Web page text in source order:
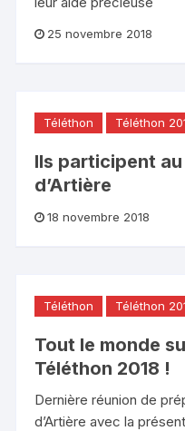
25 novembre 2018
Téléthon Téléthon
Ils participent
d’Artière
18 novembre 2018
Téléthon Téléthon
Tout le monde
Téléthon 2018 !
Dernière réunion de
d’Artière avec la